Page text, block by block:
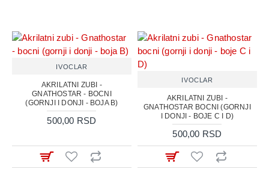
IVOCLAR
AKRILATNI ZUBI -
GNATHOSTAR - BOCNI
(GORNJI I DONJI - BOJA B)
500,00 RSD
IVOCLAR
AKRILATNI ZUBI -
GNATHOSTAR BOCNI (GORNJI
I DONJI - BOJE C I D)
500,00 RSD